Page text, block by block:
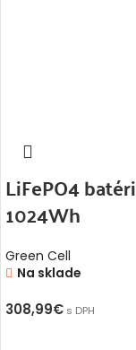
LiFePO4
1024Wh
Green Cell
Na sklade
308,99€ s DPH